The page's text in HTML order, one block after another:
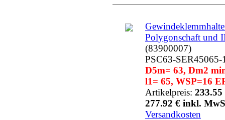
Polygonschaft und
(83900007)
PSC63-SER45065-
D5m= 63, Dm2
l1= 65, WSP=16
Artikelpreis:
277.92 € inkl.
Versandkosten